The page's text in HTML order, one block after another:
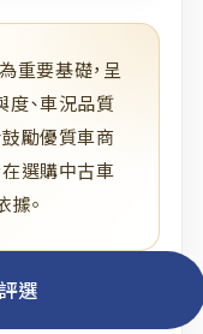
重要基礎，呈
、車況品質
勵優質車商
選購中古車
。
選